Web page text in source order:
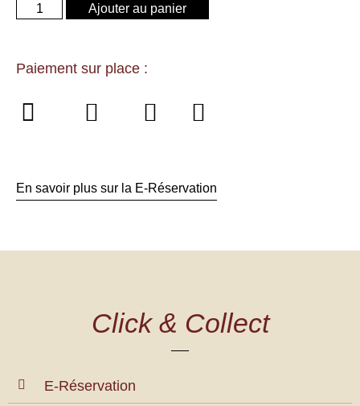
Ajouter au panier
Paiement sur place :
En savoir plus sur la E-Réservation
Click & Collect
E-Réservation